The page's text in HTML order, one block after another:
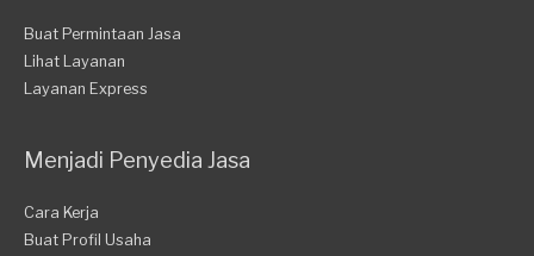
Buat Permintaan Jasa
Lihat Layanan
Layanan Express
Menjadi Penyedia Jasa
Cara Kerja
Buat Profil Usaha